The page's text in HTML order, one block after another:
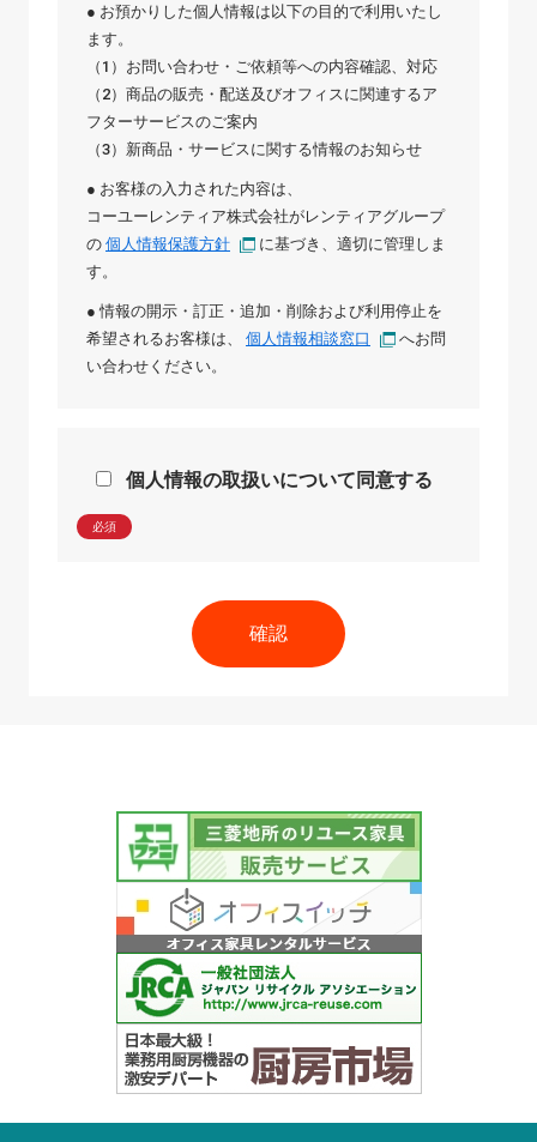
● お預かりした個人情報は以下の目的で利用いたし
ます。
（1）お問い合わせ・ご依頼等への内容確認、対応
（2）商品の販売・配送及びオフィスに関連するア
フターサービスのご案内
（3）新商品・サービスに関する情報のお知らせ
● お客様の入力された内容は、
コーユーレンティア株式会社がレンティアグループ
の 個人情報保護方針
に基づき、適切に管理しま
す。
● 情報の開示・訂正・追加・削除および利用停止を
希望されるお客様は、 個人情報相談窓口
へお問
い合わせください。
個人情報の取扱いについて同意する
必須